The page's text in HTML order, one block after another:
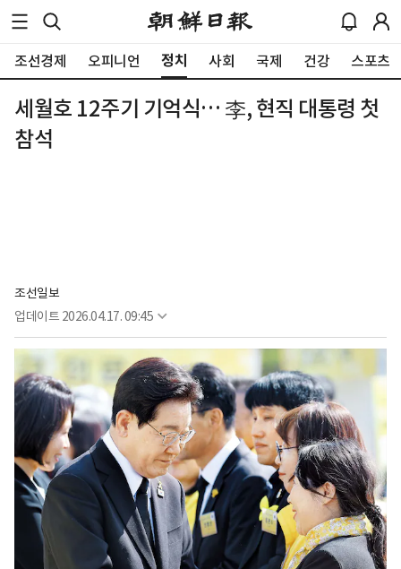
조선경제 오피니언 정치 사회 국제 건강 스포츠
세월호 12주기 기억식… 李, 현직 대통령 첫
참석
조선일보
업데이트 2026.04.17. 09:45